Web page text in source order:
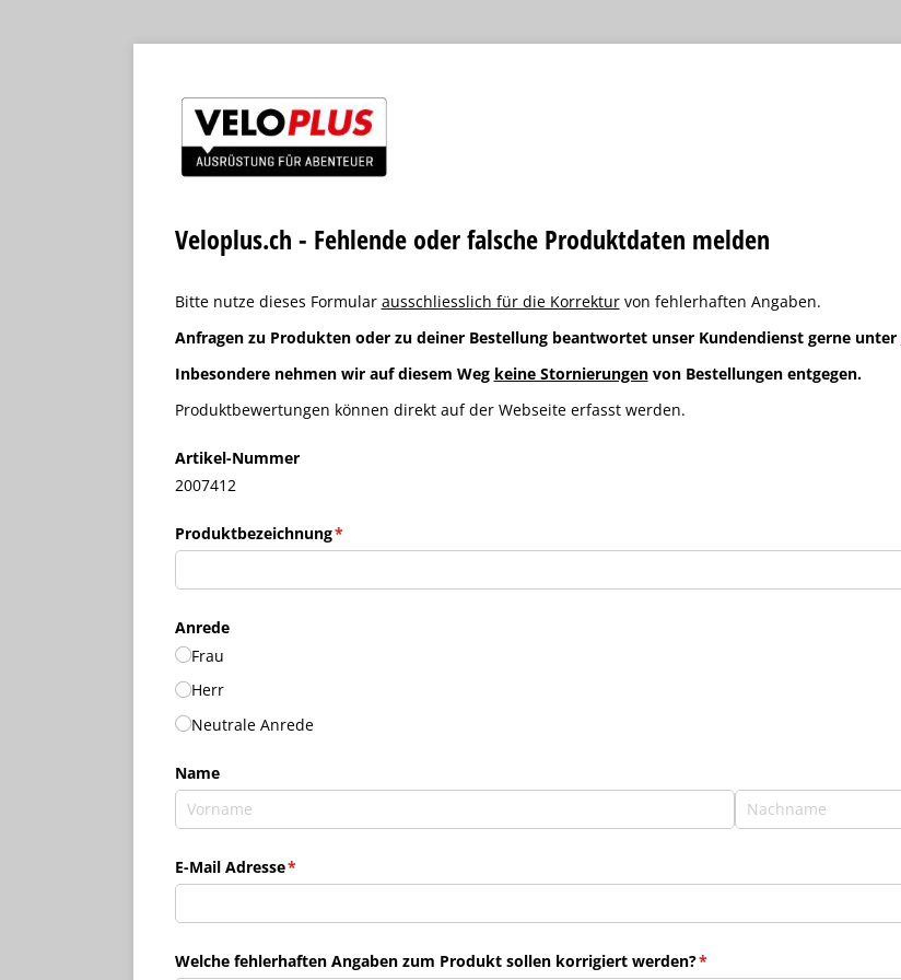
Veloplus.ch - Fehlende oder falsche Produktdaten melden
Bitte nutze dieses Formular ausschliesslich für die Korrekturvon fehlerhaften Angaben.
Anfragen zu Produkten oder zu deiner Bestellung beantwortet unser Kundendienst gerne unter
Inbesondere nehmen wir auf diesem Weg keine Stornierungenvon Bestellungen entgegen.
Produktbewertungen können direkt auf der Webseite erfasst werden.
Artikel-Nummer
2007412
Produktbezeichnung*
(erforderlich)
Anrede
Frau
Herr
Neutrale Anrede
Name
E-Mail Adresse*
(erforderlich)
Welche fehlerhaften Angaben zum Produkt sollen korrigiert werden?*
(erforderlich)